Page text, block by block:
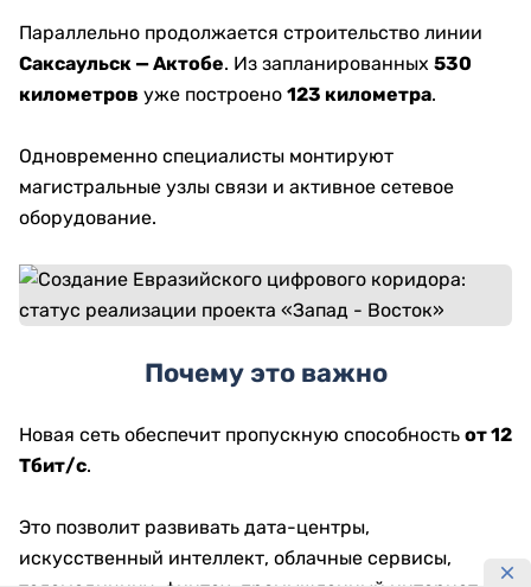
Параллельно продолжается строительство линии
Саксаульск — Актобе. Из запланированных 530
километров уже построено 123 километра.
Одновременно специалисты монтируют
магистральные узлы связи и активное сетевое
оборудование.
Почему это важно
Новая сеть обеспечит пропускную способность от 12
Тбит/с.
Это позволит развивать дата-центры,
искусственный интеллект, облачные сервисы,